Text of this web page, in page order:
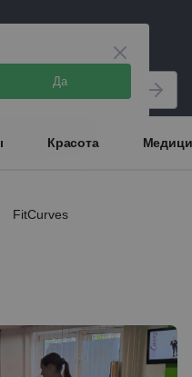
Да
Красота
FitCurves